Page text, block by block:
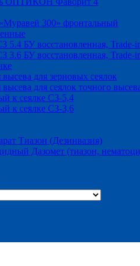
300» фронтальный
5.4 БУ восстановленная, Trade-
3.6 БУ восстановленная, Trade-
для зерновых сеялок
для сеялок точного
к сеялке СЗ-5,4
к сеялке СЗ-3,6
Тиазон (Дезинвазия)
Дазомет (тиазон,